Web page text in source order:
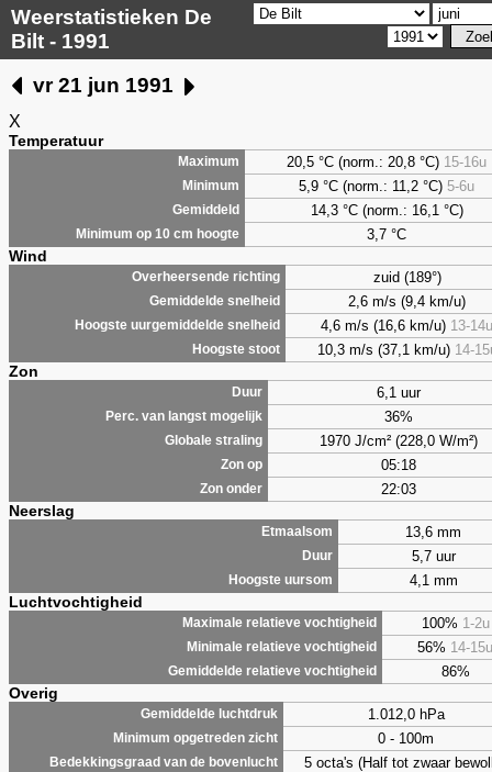
Weerstatistieken De
Bilt - 1991
vr 21 jun 1991
X
Temperatuur
Maximum 20,5 °C (norm.: 20,8 °C) 15-16u
Minimum 5,9 °C (norm.: 11,2 °C) 5-6u
Gemiddeld 14,3 °C (norm.: 16,1 °C)
Minimum op 10 cm hoogte 3,7 °C
Wind
Overheersende richting zuid (189°)
Gemiddelde snelheid 2,6 m/s (9,4 km/u)
Hoogste uurgemiddelde snelheid 4,6 m/s (16,6 km/u) 13-14u
Hoogste stoot 10,3 m/s (37,1 km/u) 14-
Zon
Duur 6,1 uur
Perc. van langst mogelijk 36%
Globale straling 1970 J/cm² (228,0 W/m²)
Zon op 05:18
Zon onder 22:03
Neerslag
Etmaalsom 13,6 mm
Duur 5,7 uur
Hoogste uursom 4,1 mm
Luchtvochtigheid
Maximale relatieve vochtigheid 100% 1-2u
Minimale relatieve vochtigheid 56% 14-15u
Gemiddelde relatieve vochtigheid 86%
Overig
Gemiddelde luchtdruk 1.012,0 hPa
Minimum opgetreden zicht 0 - 100m
Bedekkingsgraad van de bovenlucht 5 octa's (Half tot zwaar